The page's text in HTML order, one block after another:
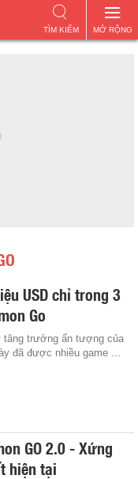
MỞ RỘNG
TÌM KIẾM
USD chỉ trong 3
Go
trưởng ấn tượng của
đã được nhiều game ...
GO 2.0 - Xứng
hiện tại